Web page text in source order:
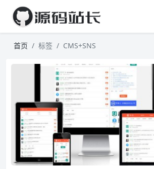
首页 标签 CMS+SNS